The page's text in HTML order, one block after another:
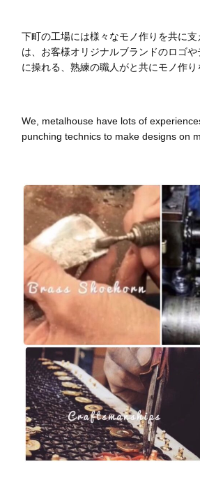
下町の工場には様々なモノ作りを共に
は、お客様オリジナルブランドのロゴ
に操れる、熟練の職人がと共にモノ作り
We, metalhouse have lots of
punching technics to make designs on